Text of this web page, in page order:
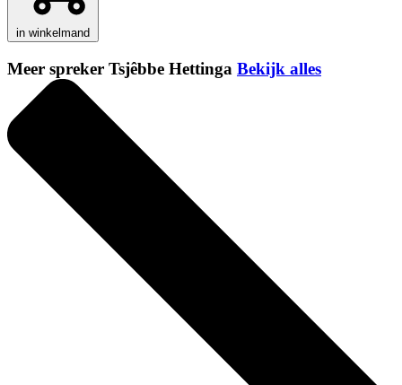
in winkelmand
Meer spreker Tsjêbbe Hettinga Bekijk alles